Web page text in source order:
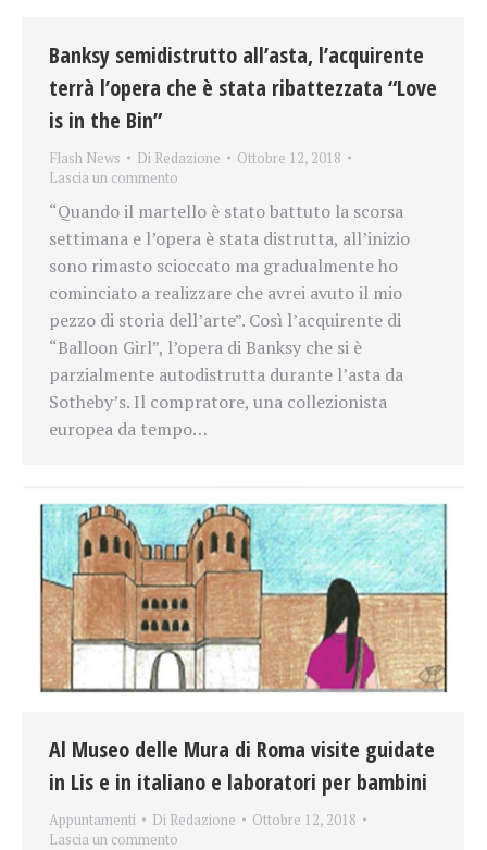
Banksy semidistrutto all’asta, l’acquirente
terrà l’opera che è stata ribattezzata “Love
is in the Bin”
Flash News Di Redazione
Ottobre 12, 2018
Lascia un commento
“Quando il martello è stato battuto la scorsa
settimana e l’opera è stata distrutta, all’inizio
sono rimasto scioccato ma gradualmente ho
cominciato a realizzare che avrei avuto il mio
pezzo di storia dell’arte”. Così l’acquirente di
“Balloon Girl”, l’opera di Banksy che si è
parzialmente autodistrutta durante l’asta da
Sotheby’s. Il compratore, una collezionista
europea da tempo…
Al Museo delle Mura di Roma visite guidate
in Lis e in italiano e laboratori per bambini
Appuntamenti Di Redazione
Ottobre 12, 2018
Lascia un commento